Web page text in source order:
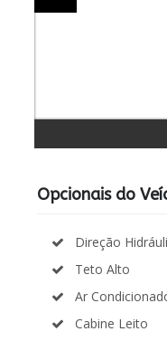
Opcionais do
Direção
Teto Alto
Ar
Cabine Leito